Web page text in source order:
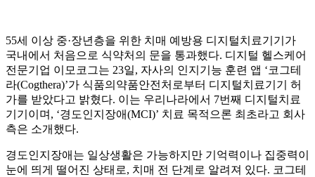
55세 이상 중·장년층을 위한 치매 예방용 디지털치료기기가
국내에서 처음으로 식약처의 문을 통과했다. 디지털 헬스케어
전문기업 이모코그는 23일, 자사의 인지기능 훈련 앱 ‘코그테
라(Cogthera)’가 식품의약품안전처로부터 디지털치료기기 허
가를 받았다고 밝혔다. 이는 우리나라에서 7번째 디지털치료
기기이며, ‘경도인지장애(MCI)’ 치료 목적으론 최초라고 회사
측은 소개했다.
경도인지장애는 일상생활은 가능하지만 기억력이나 집중력이
눈에 띄게 떨어진 상태로, 치매 전 단계로 알려져 있다. 코그테